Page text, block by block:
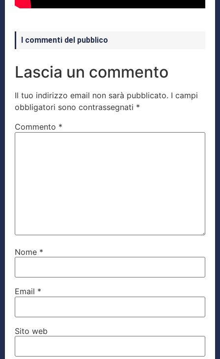
I commenti del pubblico
Lascia un commento
Il tuo indirizzo email non sarà pubblicato. I campi
obbligatori sono contrassegnati *
Commento *
Nome *
Email *
Sito web